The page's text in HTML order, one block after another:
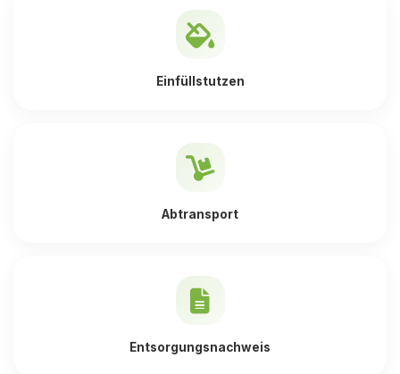
Einfüllstutzen
Abtransport
Entsorgungsnachweis